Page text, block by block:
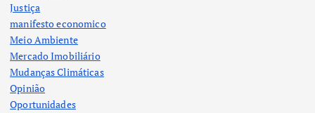
Justiça
manifesto economico
Meio Ambiente
Mercado Imobiliário
Mudanças Climáticas
Opinião
Oportunidades